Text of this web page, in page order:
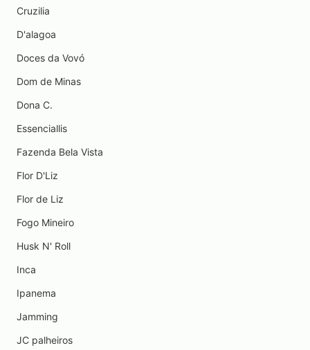
Cruzilia
D'alagoa
Doces da Vovó
Dom de Minas
Dona C.
Essenciallis
Fazenda Bela Vista
Flor D'Liz
Flor de Liz
Fogo Mineiro
Husk N' Roll
Inca
Ipanema
Jamming
JC palheiros